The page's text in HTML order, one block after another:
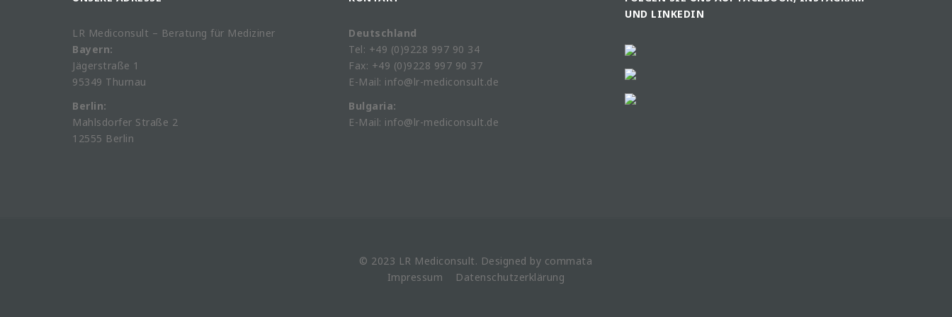
LR Mediconsult – Beratung für Mediziner
Bayern:
Jägerstraße 1
95349 Thurnau
Berlin:
Mahlsdorfer Straße 2
12555 Berlin
Deutschland
Tel: +49 (0)9228 997 90 34
Fax: +49 (0)9228 997 90 37
E-Mail: info@lr-mediconsult.de
Bulgaria:
E-Mail: info@lr-mediconsult.de
UND LINKEDIN
© 2023 LR Mediconsult. Designed by commata
Impressum
Datenschutzerklärung